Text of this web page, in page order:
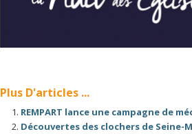
Plus D'articles ...
REMPART lance une campagne de
Découvertes des clochers de Seine-